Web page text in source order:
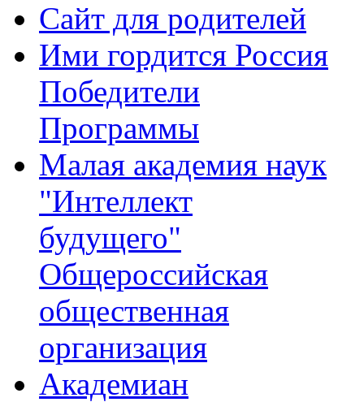
Сайт для родителей
Ими гордится Россия
Победители
Программы
Малая академия наук
"Интеллект
будущего"
Общероссийская
общественная
организация
Академиан